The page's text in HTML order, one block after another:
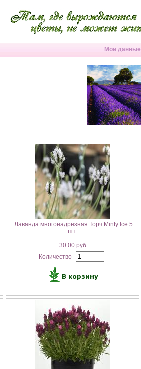
Мои данные
Лаванда многонадрезная Торч Minty Ice 5
шт
30.00 руб.
Количество